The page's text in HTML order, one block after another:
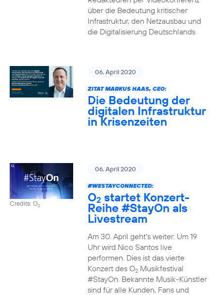
über die Bedeutung kritischer
Infrastruktur, den Netzausbau und
die Digitalisierung Deutschlands.
06. April 2020
ZITAT MARKUS HAAS, CEO:
Die Bedeutung der
digitalen Infrastruktur
in Krisenzeiten
Credits: O2
06. April 2020
#WESTAYCONNECTED:
O2 startet Konzert-
Reihe #StayOn als
Livestream
Am 30. April geht’s weiter: Um 19
Uhr wird Nico Santos live
performen. Dies ist das vierte
Konzert des O2Musikfestival
#StayOn. Bekannte Musik-Künstler
sind für alle Kunden, Fans und